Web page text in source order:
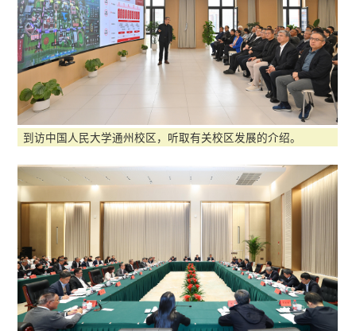
到访中国人民大学通州校区，听取有关校区发展的介绍。